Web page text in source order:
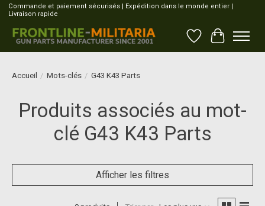
Commande et paiement sécurisés | Expédition dans le monde entier |
Livraison rapide
Liste dePanier
Accueil / Mots-clés / G43 K43 Parts
Produits associés au mot-
clé G43 K43 Parts
Afficher les filtres